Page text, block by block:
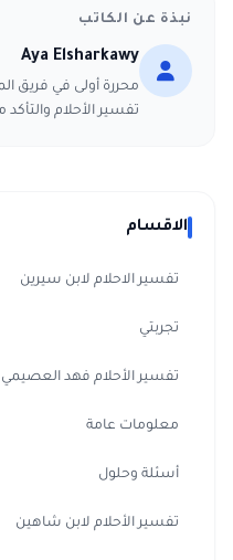
نبذة عن الكاتب
Aya Elsharkawy
محررة أولى في فريق
تفسير الأحلام
الاقسام
تفسير الاحلام لابن سيرين
تجربتي
تفسير الأحلام فهد العصيمي
معلومات عامة
أسئلة وحلول
تفسير الأحلام لابن شاهين